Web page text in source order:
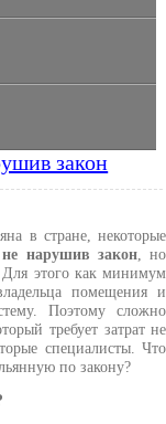
закон
в стране, некоторые
нарушив закон, но
Для этого как минимум
помещения и
Поэтому сложно
требует затрат не
специалисты. Что
по закону?